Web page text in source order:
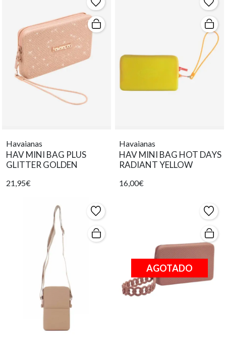
Havaianas
HAV MINI BAG PLUS
GLITTER GOLDEN
21,95€
Havaianas
HAV MINI BAG HOT DAYS
RADIANT YELLOW
16,00€
AGOTADO